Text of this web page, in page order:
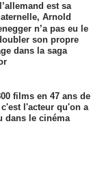
est sa
Arnold
n’a pas eu le
son propre
dans la saga
films en 47 ans de
l'acteur qu'on a
dans le cinéma